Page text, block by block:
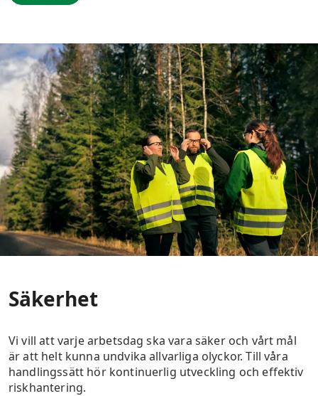
Säkerhet
Vi vill att varje arbetsdag ska vara säker och vårt mål
är att helt kunna undvika allvarliga olyckor. Till våra
handlingssätt hör kontinuerlig utveckling och effektiv
riskhantering.